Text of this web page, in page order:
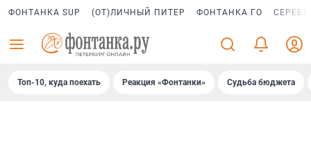
ФОНТАНКА SUP (ОТ)ЛИЧНЫЙ ПИТЕР ФОНТАНКА ГО
Топ-10, куда поехать Реакция «Фонтанки» Судьба бюджета